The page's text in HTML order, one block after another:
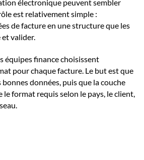
électronique peuvent sembler
est relativement simple :
de facture en une structure que les
valider.
équipes finance choisissent
pour chaque facture. Le but est que
données, puis que la couche
format requis selon le pays, le client,